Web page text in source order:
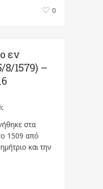
0
εν
8/1579) –
στα
1509 από
και την